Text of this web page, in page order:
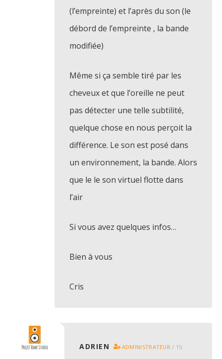
(l’empreinte) et l’après du son (le
débord de l’empreinte , la bande
modifiée)
Même si ça semble tiré par les
cheveux et que l’oreille ne peut
pas détecter une telle subtilité,
quelque chose en nous perçoit la
différence. Le son est posé dans
un environnement, la bande. Alors
que le le son virtuel flotte dans
l’air
Si vous avez quelques infos…
Bien à vous
Cris
ADRIEN ADMINISTRATEUR / 15